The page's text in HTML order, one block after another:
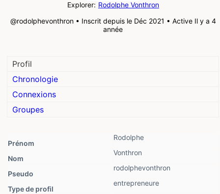
Explorer: Rodolphe Vonthron
@rodolphevonthron • Inscrit depuis le Déc 2021 • Active Il y a 4
année
Profil
Chronologie
Connexions
Groupes
Prénom
Rodolphe
Nom
Vonthron
Pseudo
rodolphevonthron
Type de profil
entrepreneure